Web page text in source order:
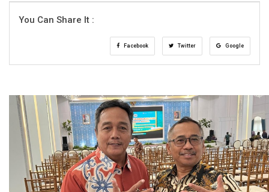
You Can Share It :
Facebook Twitter Google